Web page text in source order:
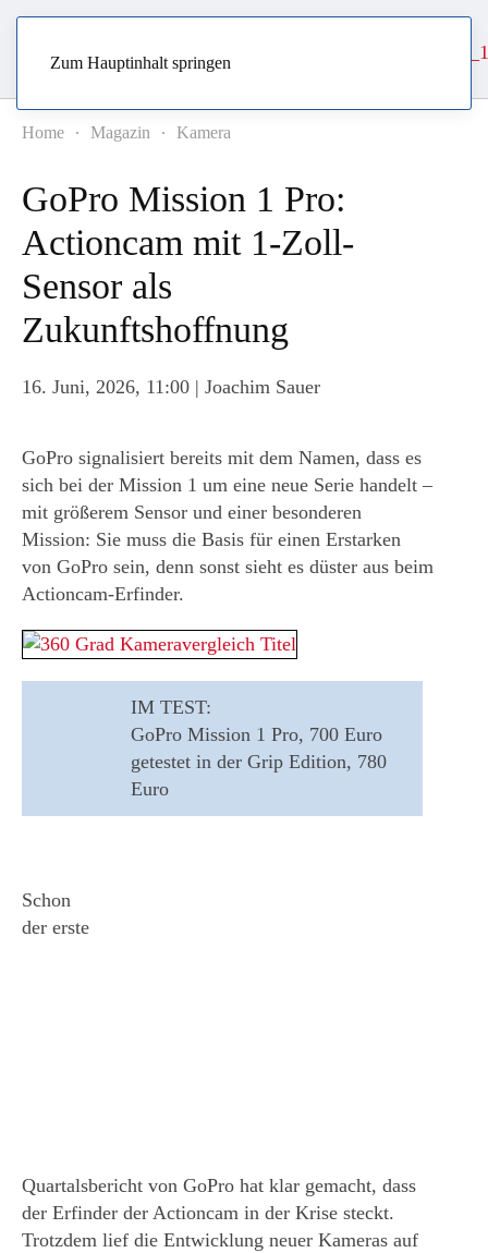
Zum Hauptinhalt springen
Home Magazin Kamera
GoPro Mission 1 Pro:
Actioncam mit 1-Zoll-
Sensor als
Zukunftshoffnung
16. Juni, 2026, 11:00 | Joachim Sauer
GoPro signalisiert bereits mit dem Namen, dass es
sich bei der Mission 1 um eine neue Serie handelt –
mit größerem Sensor und einer besonderen
Mission: Sie muss die Basis für einen Erstarken
von GoPro sein, denn sonst sieht es düster aus beim
Actioncam-Erfinder.
IM TEST:
GoPro Mission 1 Pro, 700 Euro
getestet in der Grip Edition, 780
Euro
Schon
der erste
Quartalsbericht von GoPro hat klar gemacht, dass
der Erfinder der Actioncam in der Krise steckt.
Trotzdem lief die Entwicklung neuer Kameras auf